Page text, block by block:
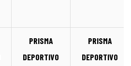
PRISMA
DEPORTIVO
PRISMA
DEPORTIVO